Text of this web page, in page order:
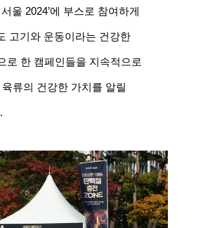
울 2024’에 부스로 참여하게
고기와 운동이라는 건강한
로 한 캠페인들을 지속적으로
류의 건강한 가치를 알릴